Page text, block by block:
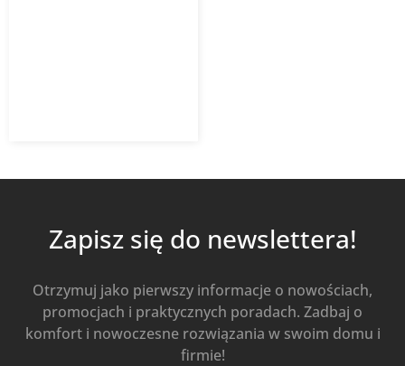
Zapisz się do newslettera!
Otrzymuj jako pierwszy informacje o nowościach,
promocjach i praktycznych poradach. Zadbaj o
komfort i nowoczesne rozwiązania w swoim domu i
firmie!